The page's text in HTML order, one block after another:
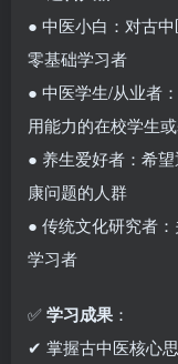
● 中医小白：对古
零基础学习者
● 中医学生/从业者
用能力的在校学生
● 养生爱好者：希
康问题的人群
● 传统文化研究者
学习者
✅学习成果 ：
✔ 掌握古中医核心